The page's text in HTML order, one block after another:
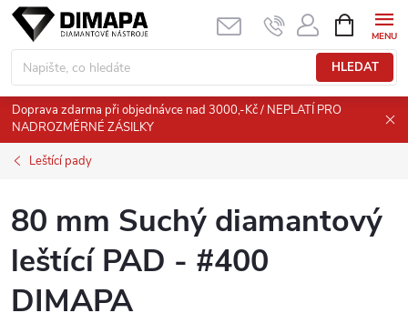
Přejít
obsah
HLEDAT
NÁKUPNÍ
KOŠÍK
Doprava zdarma při objednávce nad 3000,-Kč / NEPLATÍ PRO
NADROZMĚRNÉ ZÁSILKY
Leštící pady
80 mm Suchý diamantový
leštící PAD - #400
DIMAPA